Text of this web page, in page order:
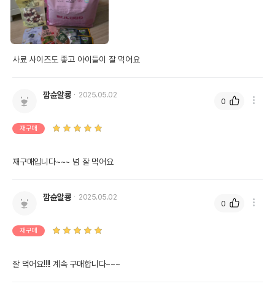
사료 사이즈도 좋고 아이들이 잘 먹어요
깜슌알쿙 2025.05.02
재구매
재구매입니다~~~ 넘 잘 먹어요
0
깜슌알쿙 2025.05.02
재구매
잘 먹어요!!!! 계속 구매합니다~~~
0